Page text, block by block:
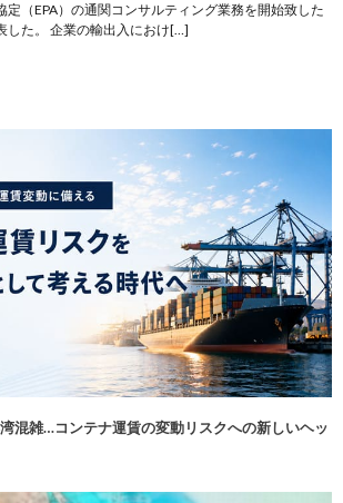
定（EPA）の通関コンサルティング業務を開始致した
した。 企業の輸出入におけ[…]
混雑…コンテナ運賃の変動リスクへの新しいヘッ